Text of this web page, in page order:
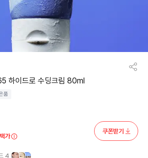
하이드로 수딩크림 80ml
품
가
쿠폰받기
4